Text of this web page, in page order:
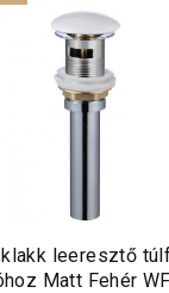
leeresztő
Matt Fehér